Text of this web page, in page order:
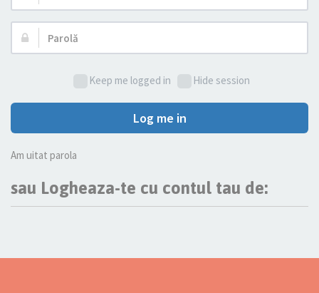
utilizator:
Parolă:
Keep me logged in Hide session
Log me in
Am uitat parola
sau Logheaza-te cu contul tau de: